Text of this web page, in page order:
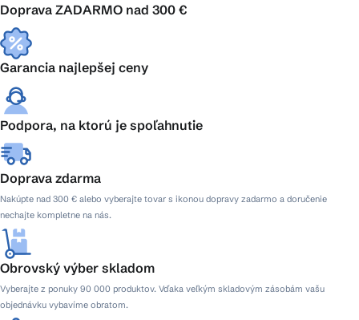
Doprava ZADARMO nad 300 €
Garancia najlepšej ceny
Podpora, na ktorú je spoľahnutie
Doprava zdarma
Nakúpte nad 300 € alebo vyberajte tovar s ikonou dopravy zadarmo a doručenie
nechajte kompletne na nás.
Obrovský výber skladom
Vyberajte z ponuky 90 000 produktov. Vďaka veľkým skladovým zásobám vašu
objednávku vybavíme obratom.